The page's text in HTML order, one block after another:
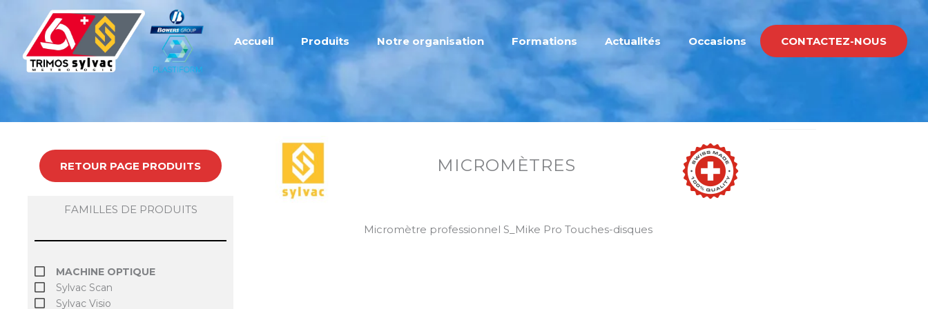
contenu
Accueil Produits Notre organisation Formations Actualités Occasions CONTACTEZ-NOUS
RETOUR PAGE PRODUITS
FAMILLES DE PRODUITS
MACHINE OPTIQUE
Sylvac Scan
Sylvac Visio
MICROMÈTRES
Micromètre professionnel S_Mike Pro Touches-disques